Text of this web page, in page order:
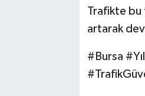
Trafikte bu
artarak
#Bursa